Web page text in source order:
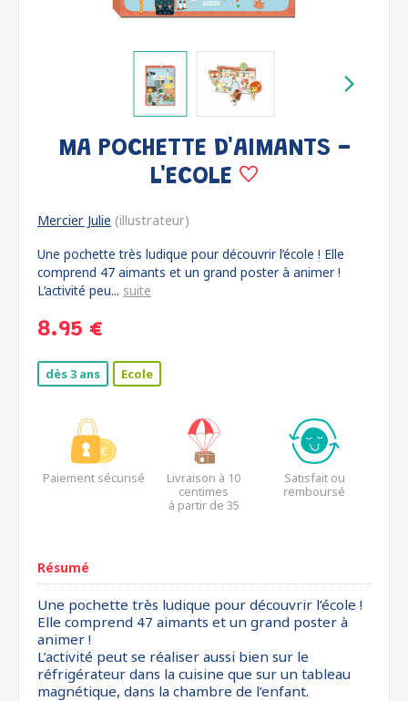
MA POCHETTE D'AIMANTS -
L'ECOLE
Mercier Julie (illustrateur)
Une pochette très ludique pour découvrir l’école ! Elle
comprend 47 aimants et un grand poster à animer !
L’activité peu... suite
8.95 €
dès 3 ans Ecole
Paiement sécurisé
Livraison à 10
centimes
à partir de 35
Satisfait ou
remboursé
Résumé
Une pochette très ludique pour découvrir l’école !
Elle comprend 47 aimants et un grand poster à
animer !
L’activité peut se réaliser aussi bien sur le
réfrigérateur dans la cuisine que sur un tableau
magnétique, dans la chambre de l’enfant.